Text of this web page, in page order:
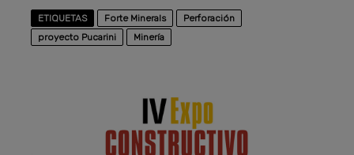
ETIQUETAS Forte Minerals
Perforación
proyecto Pucarini
Minería